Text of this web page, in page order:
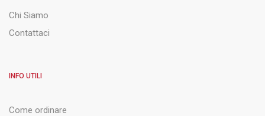
Chi Siamo
Contattaci
INFO UTILI
Come ordinare